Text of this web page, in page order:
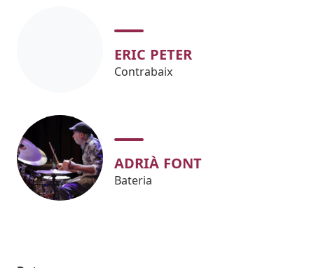
ERIC PETER
Contrabaix
ADRIÀ FONT
Bateria